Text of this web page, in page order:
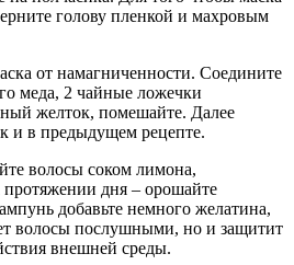
голову пленкой и махровым
от намагниченности. Соедините
меда, 2 чайные ложечки
желток, помешайте. Далее
и в предыдущем рецепте.
волосы соком лимона,
протяжении дня – орошайте
добавьте немного желатина,
волосы послушными, но и защитит
внешней среды.